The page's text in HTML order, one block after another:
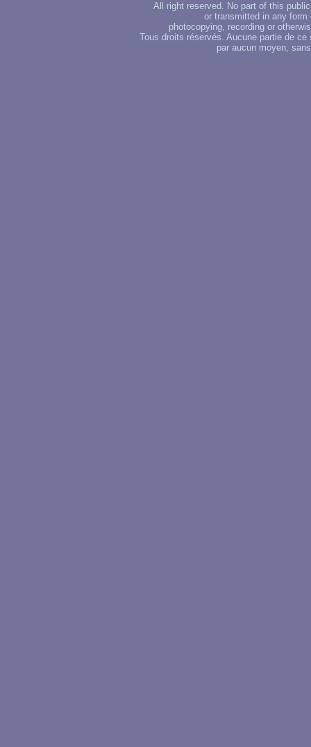
All right reserved. No part of this
or transmitted in any
photocopying, recording or
Tous droits réservés. Aucune partie de
par aucun moyen,